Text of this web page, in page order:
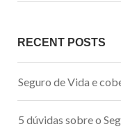
RECENT POSTS
Seguro de Vida e
5 dúvidas sobre o